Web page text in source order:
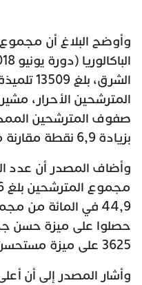
وأوضح البلاغ أن مجموع
المترشحين الأحرار،
بزيادة 6,9 نقطة مقارنة مع دور. يونيو 2017.
وأضاف المصدر أن عدد
3625 على ميزة مستحسن.
وأشار المصدر إلى أن